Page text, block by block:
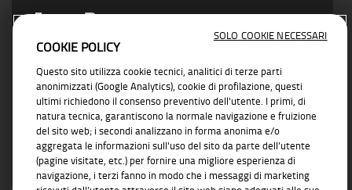
Area Partner
Vicino ad ogni esigenza di business con
soluzioni concrete e affidabili
COOKIE POLICY
Questo sito utilizza cookie tecnici, analitici di terze parti
anonimizzati (Google Analytics), cookie di profilazione, questi
ultimi richiedono il consenso preventivo dell'utente. I primi, di
natura tecnica, garantiscono la normale navigazione e fruizione
del sito web; i secondi analizzano in forma anonima e/o
aggregata le informazioni sull'uso del sito da parte dell’utente
(pagine visitate, etc.) per fornire una migliore esperienza di
navigazione, i terzi fanno in modo che i messaggi di marketing
SOLO COOKIE NECESSARI